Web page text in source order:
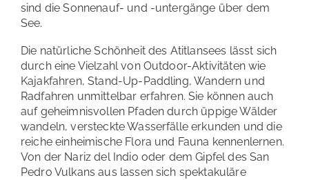
sind die Sonnenauf- und -untergänge über dem
See.
Die natürliche Schönheit des Atitlansees lässt sich
durch eine Vielzahl von Outdoor-Aktivitäten wie
Kajakfahren, Stand-Up-Paddling, Wandern und
Radfahren unmittelbar erfahren. Sie können auch
auf geheimnisvollen Pfaden durch üppige Wälder
wandeln, versteckte Wasserfälle erkunden und die
reiche einheimische Flora und Fauna kennenlernen.
Von der Nariz del Indio oder dem Gipfel des San
Pedro Vulkans aus lassen sich spektakuläre